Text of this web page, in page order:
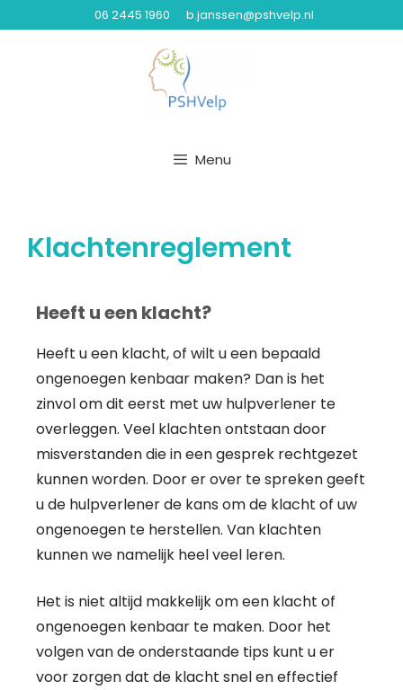
06 2445 1960 b.janssen@pshvelp.nl
Menu
Klachtenreglement
Heeft u een klacht?
Heeft u een klacht, of wilt u een bepaald
ongenoegen kenbaar maken? Dan is het
zinvol om dit eerst met uw hulpverlener te
overleggen. Veel klachten ontstaan door
misverstanden die in een gesprek rechtgezet
kunnen worden. Door er over te spreken geeft
u de hulpverlener de kans om de klacht of uw
ongenoegen te herstellen. Van klachten
kunnen we namelijk heel veel leren.
Het is niet altijd makkelijk om een klacht of
ongenoegen kenbaar te maken. Door het
volgen van de onderstaande tips kunt u er
voor zorgen dat de klacht snel en effectief